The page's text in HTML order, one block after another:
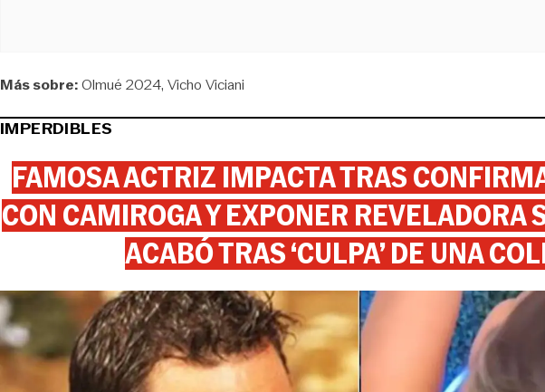
Más sobre:Olmué 2024 Vicho Viciani
IMPERDIBLES
FAMOSA ACTRIZ IMPACTA TRAS
CON CAMIROGA Y EXPONER REVELADORA
ACABÓ TRAS ‘CULPA’ DE UNA